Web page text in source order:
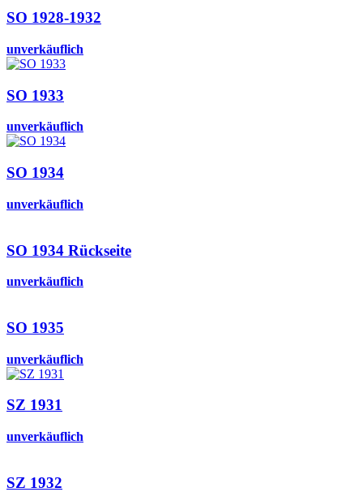
SO 1928-1932
unverkäuflich
SO 1933
unverkäuflich
SO 1934
unverkäuflich
SO 1934 Rückseite
unverkäuflich
SO 1935
unverkäuflich
SZ 1931
unverkäuflich
SZ 1932